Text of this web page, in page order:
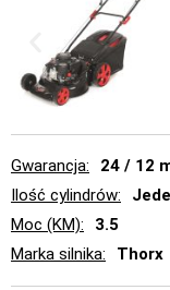
Gwarancja
24 / 12
Ilość cylindrów
Moc (KM)
3.5
Marka silnika
Thorx